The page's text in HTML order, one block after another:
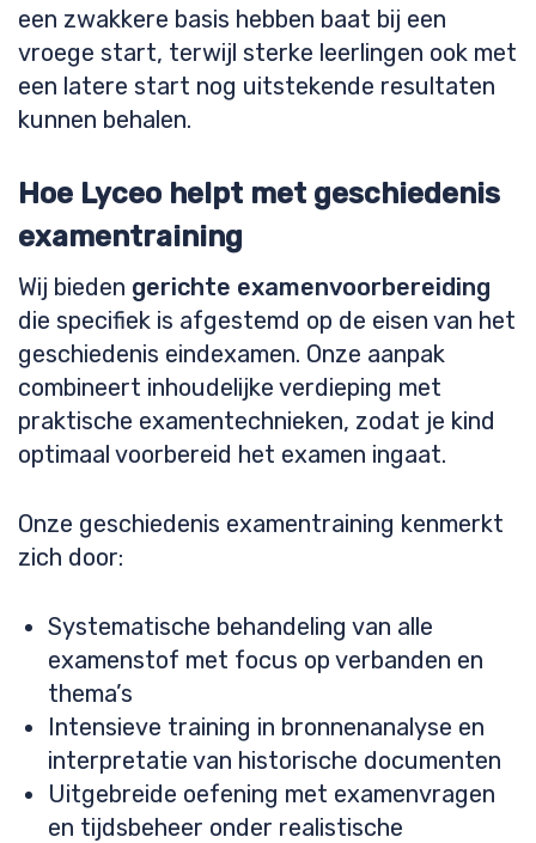
een zwakkere basis hebben baat bij een
vroege start, terwijl sterke leerlingen ook met
een latere start nog uitstekende resultaten
kunnen behalen.
Hoe Lyceo helpt met geschiedenis
examentraining
Wij bieden gerichte examenvoorbereiding
die specifiek is afgestemd op de eisen van het
geschiedenis eindexamen. Onze aanpak
combineert inhoudelijke verdieping met
praktische examentechnieken, zodat je kind
optimaal voorbereid het examen ingaat.
Onze geschiedenis examentraining kenmerkt
zich door:
Systematische behandeling van alle
examenstof met focus op verbanden en
thema’s
Intensieve training in bronnenanalyse en
interpretatie van historische documenten
Uitgebreide oefening met examenvragen
en tijdsbeheer onder realistische